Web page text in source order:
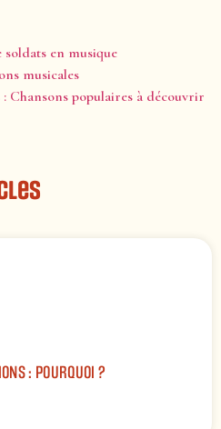
en musique
musicales
Chansons populaires à découvrir
: POURQUOI ?